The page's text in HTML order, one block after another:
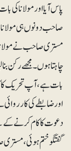
پاس آیا اور مولانا
صاحب دونوں ہی
مستری صاحب نے مولانا
چاہتا ہوں۔ مجھے رکن
بات ہے، آپ تحریک کا
اور ضابطے کی
دعوت کا کام کرنے
گفتگو ختم ہوئی،